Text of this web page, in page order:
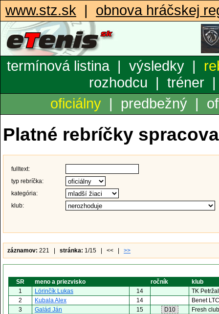
www.stz.sk | obnova hráčskej
termínová listina| výsledky |
rozhodcu | tréner
oficiálny | predbežný |
Platné rebríčky
fulltext:
typ rebríčka:
kategória:
klub:
záznamov: 221 | stránka: 1/15 | << | >>
SR meno a priezvisko ročník
klub
1
Lörinčík Lukas 14
TK
2
Kubala Alex 14
Benet
3
Galád Ján 15 D10
Fresh